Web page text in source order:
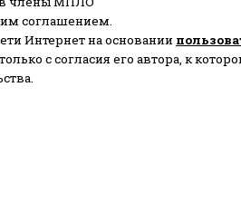
соглашением.
Интернет на основании
с согласия его автора, к